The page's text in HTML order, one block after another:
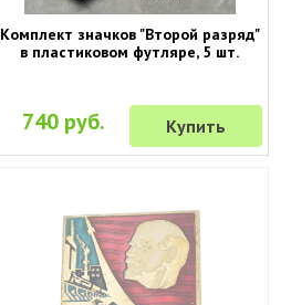
Комплект значков "Второй разряд"
в пластиковом футляре, 5 шт.
740 руб. Купить